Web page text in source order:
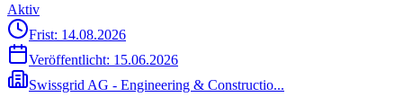
Aktiv
Frist: 14.08.2026
Veröffentlicht: 15.06.2026
Swissgrid AG - Engineering & Constructio...